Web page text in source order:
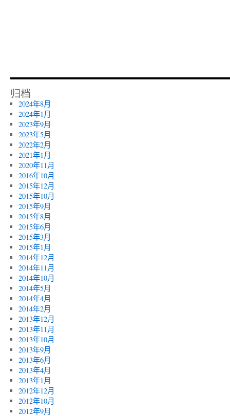
归档
2024年8月
2024年1月
2023年9月
2023年5月
2022年2月
2021年1月
2020年11月
2016年10月
2015年12月
2015年10月
2015年9月
2015年8月
2015年6月
2015年3月
2015年1月
2014年12月
2014年11月
2014年10月
2014年5月
2014年4月
2014年2月
2013年12月
2013年11月
2013年10月
2013年9月
2013年6月
2013年4月
2013年1月
2012年12月
2012年10月
2012年9月